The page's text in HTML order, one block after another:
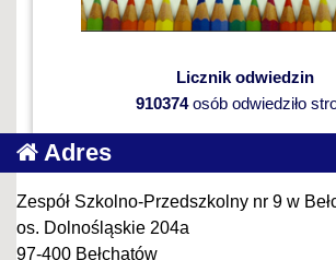
Licznik odwiedzin
910374osób odwiedziło
Adres
Zespół Szkolno-Przedszkolny nr 9 w
os. Dolnośląskie 204a
97-400 Bełchatów